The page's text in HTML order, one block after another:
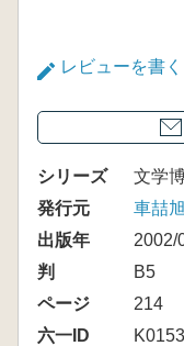
レビューを書く
シリーズ
文学
発行元
車喆
出版年
2002/
判
B5
ページ
214
六一ID